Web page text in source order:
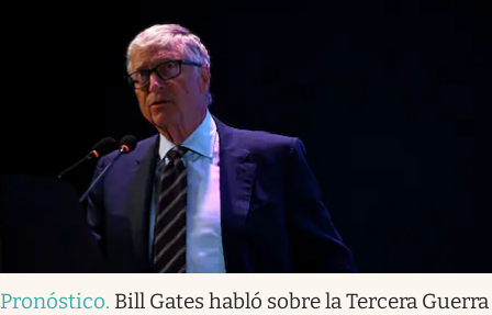
Pronóstico. Bill Gates habló sobre la Tercera Guerra